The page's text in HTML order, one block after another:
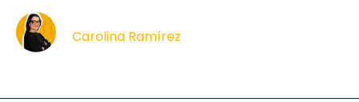
Carolina Ramírez